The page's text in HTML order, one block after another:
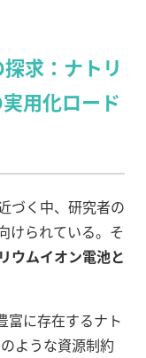
求：ナトリ
用化ロード
づく中、研究者の
けられている。そ
ウムイオン電池と
富に存在するナト
ような資源制約